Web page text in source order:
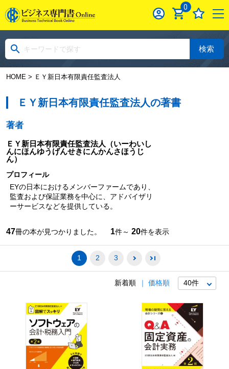
0
検索
HOME> ＥＹ新日本有限責任監査法人
ＥＹ新日本有限責任監査法人の著書
著者
ＥＹ新日本有限責任監査法人
（いーわいし
んにほんゆうげんせきにんかんさほうじ
ん）
プロフィール
EYの日本におけるメンバーファームであり、
監査および保証業務を中心に、アドバイザリ
ーサービスなどを提供している。
47冊の本が見つかりました。 1件～ 20件を表示
1 2 3
新着順 価格順